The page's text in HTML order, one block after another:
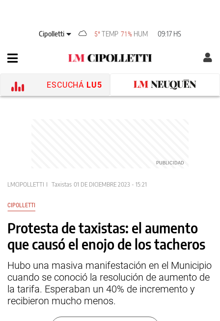
Cipolletti 5° TEMP 71% HUM 09:17 HS
ESCUCHÁ LU5
LMCIPOLLETTI Taxistas 01 DE DICIEMBRE 2023 - 15:21
CIPOLLETTI
Protesta de taxistas: el aumento
que causó el enojo de los tacheros
Hubo una masiva manifestación en el Municipio
cuando se conoció la resolución de aumento de
la tarifa. Esperaban un 40% de incremento y
recibieron mucho menos.